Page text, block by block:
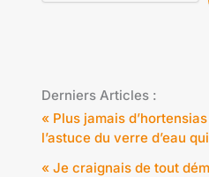
Derniers Articles :
« Plus jamais
l’astuce du verre d’eau
« Je craignais de tout